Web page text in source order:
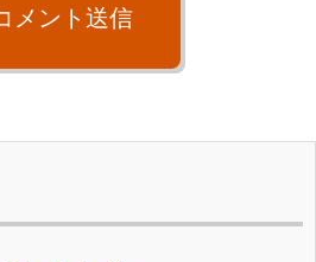
メント送信